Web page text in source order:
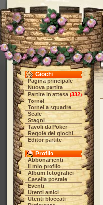
Giochi
Pagina principale
Nuova partita
Partite in attesa (332)
Tornei
Tornei a squadre
Scale
Stagni
Tavoli da Poker
Regole dei giochi
Editor partite
Profilo
Abbonamenti
Il mio profilo
Album fotografici
Casella postale
Eventi
Utenti amici
Utenti bloccati